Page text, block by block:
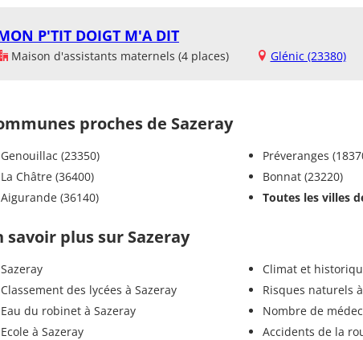
P'TIT DOIGT M'A DIT
Maison d'assistants maternels (4 places) Glénic (23380)
proches de Sazeray
Genouillac (23350)
La Châtre (36400)
Aigurande (36140)
Préveranges
Bonnat (23220)
Toutes les villes
savoir plus sur Sazeray
Sazeray
Classement des lycées à Sazeray
Eau du robinet à Sazeray
Ecole à Sazeray
Climat et
Risques naturels
Nombre de
Accidents de la